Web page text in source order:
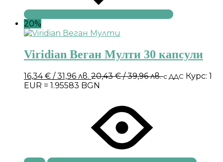
20%
Viridian Веган Мулти 30 капсули
16,34€ / 31,96 лв. 20,43€/ 39,96 лв.с ДДС Курс: 1
EUR = 1.95583 BGN